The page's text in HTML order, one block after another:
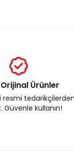
Orijinal Ürünler
resmi tedarikçilerden
Güvenle kullanın!